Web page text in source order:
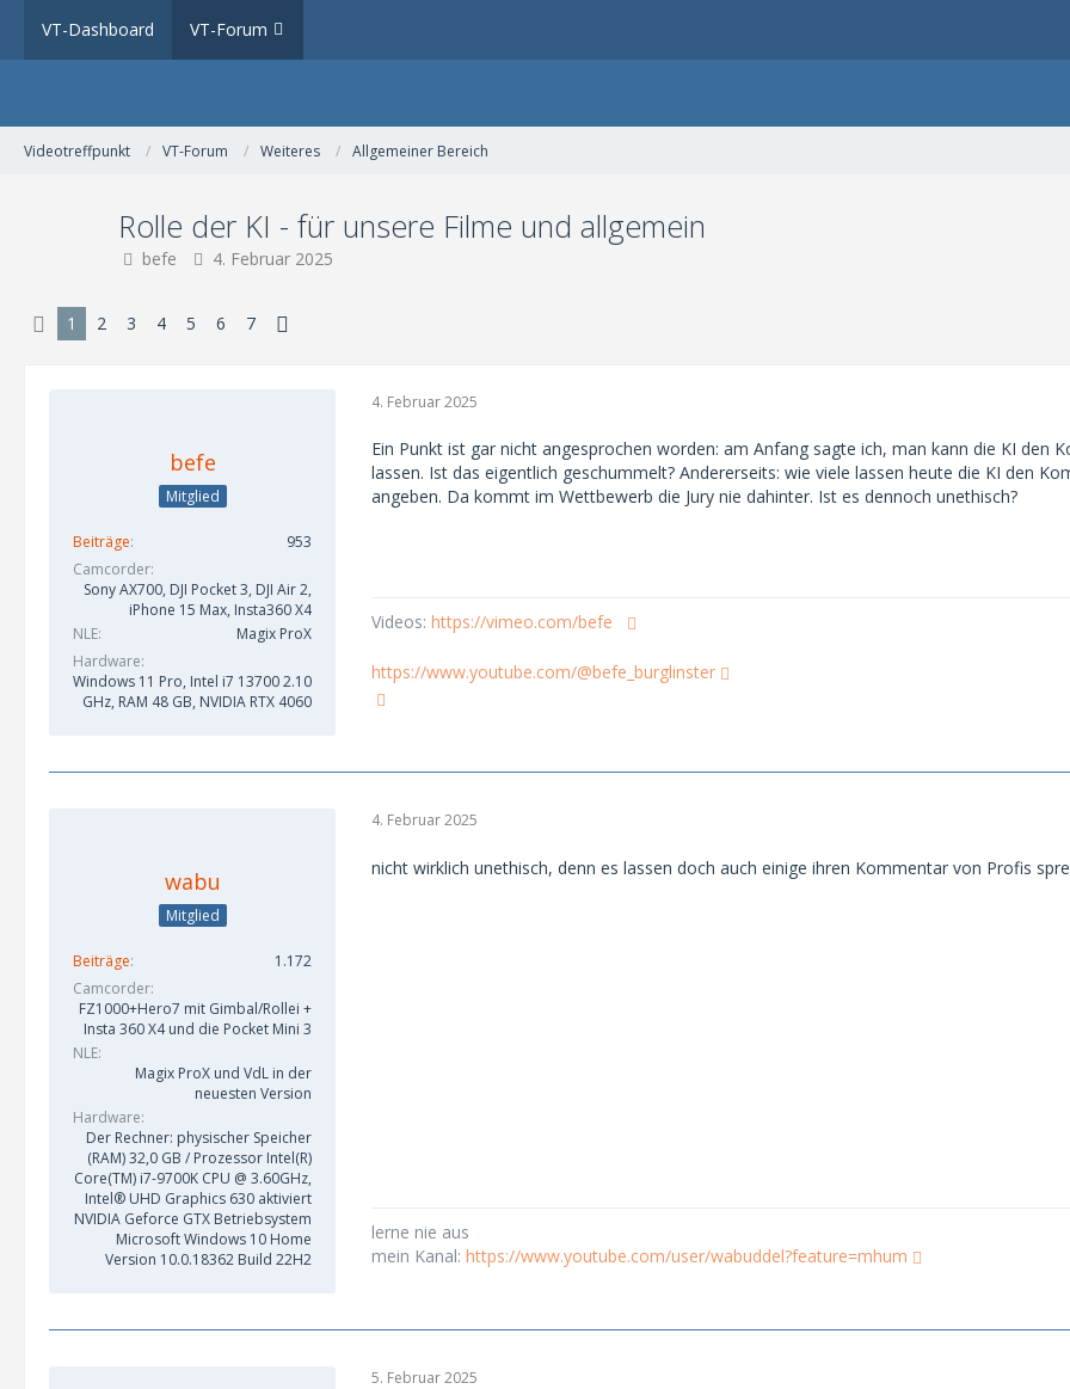
VT-Dashboard VT-Forum
Videotreffpunkt VT-Forum Weiteres Allgemeiner Bereich
Rolle der KI - für unsere Filme und allgemein
befe 4. Februar 2025
1 2 3 4 5 6 7
befe
Mitglied
Beiträge
953
Camcorder
Sony AX700, DJI Pocket 3, DJI Air 2,
iPhone 15 Max, Insta360 X4
NLE
Magix ProX
Hardware
Windows 11 Pro, Intel i7 13700 2.10
GHz, RAM 48 GB, NVIDIA RTX 4060
4. Februar 2025
Ein Punkt ist gar nicht angesprochen worden: am Anfang sagte ich, man kann die KI den
lassen. Ist das eigentlich geschummelt? Andererseits: wie viele lassen heute die KI den
angeben. Da kommt im Wettbewerb die Jury nie dahinter. Ist es dennoch unethisch?
Videos: https://vimeo.com/befe
https://www.youtube.com/@befe_burglinster
wabu
Mitglied
Beiträge
1.172
Camcorder
FZ1000+Hero7 mit Gimbal/Rollei +
Insta 360 X4 und die Pocket Mini 3
NLE
Magix ProX und VdL in der
neuesten Version
Hardware
Der Rechner: physischer Speicher
(RAM) 32,0 GB / Prozessor Intel(R)
Core(TM) i7-9700K CPU @ 3.60GHz,
Intel® UHD Graphics 630 aktiviert
NVIDIA Geforce GTX Betriebsystem
Microsoft Windows 10 Home
Version 10.0.18362 Build 22H2
4. Februar 2025
nicht wirklich unethisch, denn es lassen doch auch einige ihren Kommentar von Profis
lerne nie aus
mein Kanal: https://www.youtube.com/user/wabuddel?feature=mhum
5. Februar 2025